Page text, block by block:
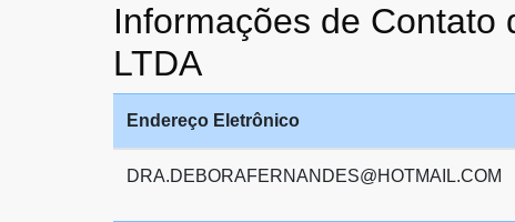
Informações de Contato
LTDA
Endereço Eletrônico
DRA.DEBORAFERNANDES@HOTMAIL.COM